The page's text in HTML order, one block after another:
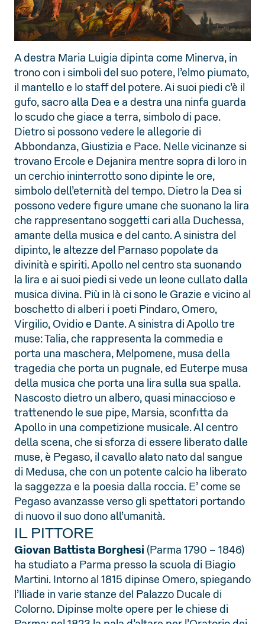
A destra Maria Luigia dipinta come Minerva, in
trono con i simboli del suo potere, l’elmo piumato,
il mantello e lo staff del potere. Ai suoi piedi c’è il
gufo, sacro alla Dea e a destra una ninfa guarda
lo scudo che giace a terra, simbolo di pace.
Dietro si possono vedere le allegorie di
Abbondanza, Giustizia e Pace. Nelle vicinanze si
trovano Ercole e Dejanira mentre sopra di loro in
un cerchio ininterrotto sono dipinte le ore,
simbolo dell’eternità del tempo. Dietro la Dea si
possono vedere figure umane che suonano la lira
che rappresentano soggetti cari alla Duchessa,
amante della musica e del canto. A sinistra del
dipinto, le altezze del Parnaso popolate da
divinità e spiriti. Apollo nel centro sta suonando
la lira e ai suoi piedi si vede un leone cullato dalla
musica divina. Più in là ci sono le Grazie e vicino al
boschetto di alberi i poeti Pindaro, Omero,
Virgilio, Ovidio e Dante. A sinistra di Apollo tre
muse: Talia, che rappresenta la commedia e
porta una maschera, Melpomene, musa della
tragedia che porta un pugnale, ed Euterpe musa
della musica che porta una lira sulla sua spalla.
Nascosto dietro un albero, quasi minaccioso e
trattenendo le sue pipe, Marsia, sconfitta da
Apollo in una competizione musicale. Al centro
della scena, che si sforza di essere liberato dalle
muse, è Pegaso, il cavallo alato nato dal sangue
di Medusa, che con un potente calcio ha liberato
la saggezza e la poesia dalla roccia. E’ come se
Pegaso avanzasse verso gli spettatori portando
di nuovo il suo dono all’umanità.
IL PITTORE
Giovan Battista Borghesi (Parma 1790 – 1846)
ha studiato a Parma presso la scuola di Biagio
Martini. Intorno al 1815 dipinse Omero, spiegando
l’Iliade in varie stanze del Palazzo Ducale di
Colorno. Dipinse molte opere per le chiese di